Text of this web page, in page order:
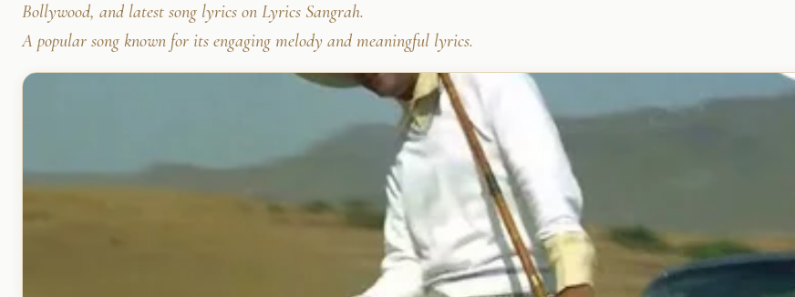
Bollywood, and latest song lyrics on Lyrics Sangrah.
A popular song known for its engaging melody and meaningful lyrics.